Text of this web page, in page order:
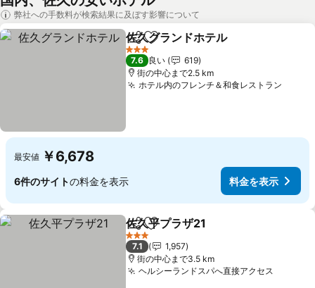
弊社への手数料が検索結果に及ぼす影響について
シェアお気に入りに追加
佐久グランドホテル
3 ホテルのランク
7.6 良い
619
街の中心まで2.5 km
ホテル内のフレンチ＆和食レストラン
最安値 ￥6,678
6件のサイトの料金を表示 料金を表示
シェアお気に入りに追加
佐久平プラザ21
3 ホテルのランク
7.1
1,957
街の中心まで3.5 km
ヘルシーランドスパへ直接アクセス